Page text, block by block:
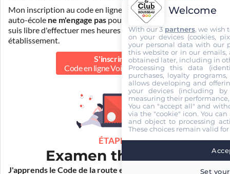
Mon inscription au code en ligne voiture auprès de mon
auto-école ne m'engage pas pour la suite de ma formation. Je
suis libre d'effectuer mes heures de conduite dans un autre
établissement.
S'inscrire au
Code en ligne Voiture 29.00 €
ÉTAPE 2
Examen théorique
J'apprends le Code de la route en ligne
. Je suis aidé par les
Welcome
With our 3 partners, we wish
on your devices (cookies,
your personal data with our
this website or in our emails,
obtained later, including in
Processing this data
purchases, loyalty
allows developing and
your devices (including
measuring their
You can "accept all" and
via the "cookie" icon. You
and object to processing
These choices remain valid
Set